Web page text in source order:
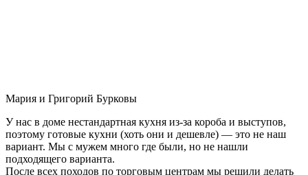
Мария и Григорий Бурковы
У нас в доме нестандартная кухня из-за короба и выступов,
поэтому готовые кухни (хоть они и дешевле) — это не наш
вариант. Мы с мужем много где были, но не нашли
подходящего варианта.
После всех походов по торговым центрам мы решили делать